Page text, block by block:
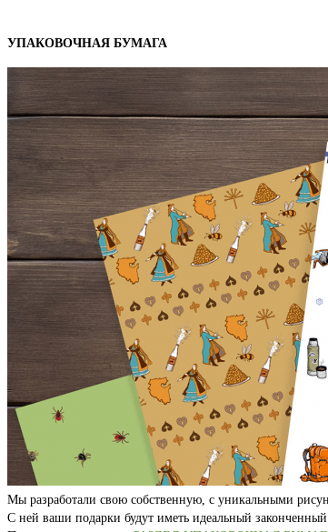
УПАКОВОЧНАЯ БУМАГА
Мы разработали свою собственную, с уникальными
С ней ваши подарки будут иметь идеальный